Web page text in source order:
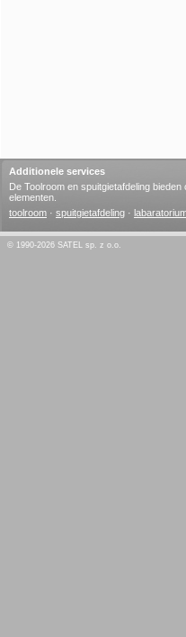
Additionele services
De Toolroom en spuitgietafdeling
elementen.
toolroom · spuitgietafdeling ·
© 1990-2026 SATEL sp. z o.o.